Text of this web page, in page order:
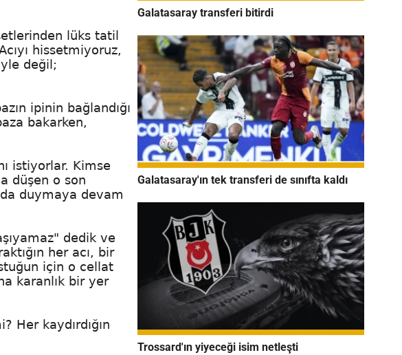
lüks tatil
hissetmiyoruz,
değil;
ipinin bağlandığı
bakarken,
istiyorlar. Kimse
düşen o son
duymaya devam
dedik ve
her acı, bir
için o cellat
karanlık bir yer
Her kaydırdığın
Galatasaray transferi bitirdi
Galatasaray'ın tek transferi de sınıfta kaldı
Trossard'ın yiyeceği isim netleşti